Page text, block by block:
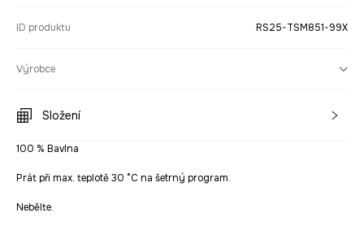
ID produktu RS25-TSM851-99X
Výrobce
Složení
100 % Bavlna
Prát při max. teplotě 30 °C na šetrný program.
Nebělte.